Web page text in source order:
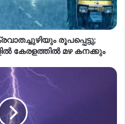
രൂപപ്പെട്ടു;
കേരളത്തിൽ മഴ കനക്കും